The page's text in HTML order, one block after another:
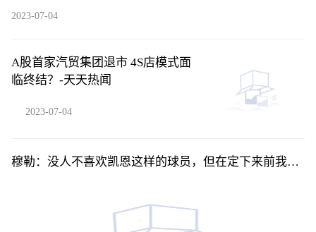
2023-07-04
A股首家汽贸集团退市 4S店模式面
临终结？-天天热闻
2023-07-04
穆勒：没人不喜欢凯恩这样的球员，但在定下来前我不